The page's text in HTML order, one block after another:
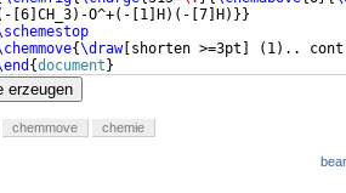
- 6 CH_3) -O^+( - 1 H ) ( - 7 H )}}
{\draw[ shorten >=3pt ( 1) ..
{document }
erzeugen
chemmove chemie